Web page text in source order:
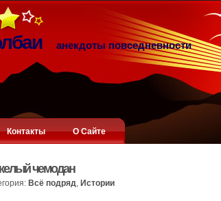
анекдоты повседневности
Контакты О Сайте
чемодан
Всё подряд, Истории